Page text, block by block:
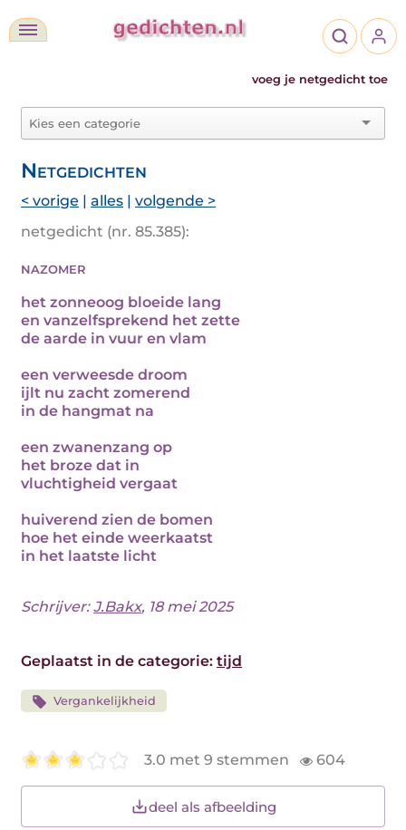
voeg je netgedicht toe
Netgedichten
< vorige | alles | volgende >
netgedicht (nr. 85.385):
nazomer
het zonneoog bloeide lang
en vanzelfsprekend het zette
de aarde in vuur en vlam
een verweesde droom
ijlt nu zacht zomerend
in de hangmat na
een zwanenzang op
het broze dat in
vluchtigheid vergaat
huiverend zien de bomen
hoe het einde weerkaatst
in het laatste licht
Schrijver:J.Bakx, 18 mei 2025
Geplaatst in de categorie: tijd
Vergankelijkheid
3.0 met 9 stemmen 604
deel als afbeelding